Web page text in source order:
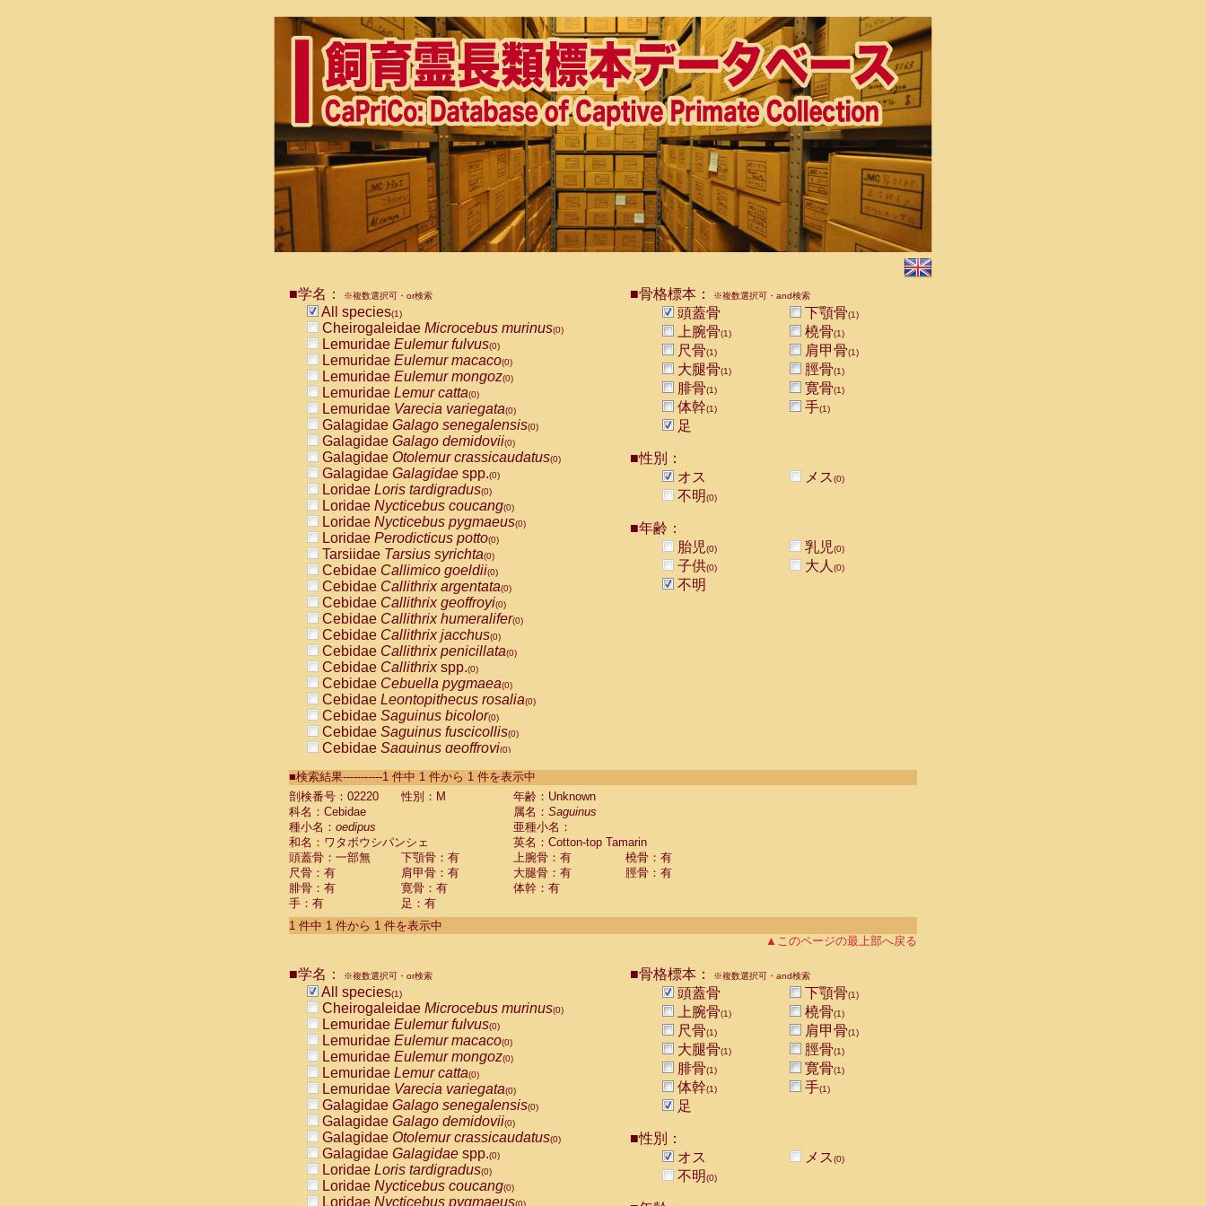
■学名： ※複数選択可・or検索
All species(1)
Cheirogaleidae Microcebus murinus(0)
Lemuridae Eulemur fulvus(0)
Lemuridae Eulemur macaco(0)
Lemuridae Eulemur mongoz(0)
Lemuridae Lemur catta(0)
Lemuridae Varecia variegata(0)
Galagidae Galago senegalensis(0)
Galagidae Galago demidovii(0)
Galagidae Otolemur crassicaudatus(0)
Galagidae Galagidae spp.(0)
Loridae Loris tardigradus(0)
Loridae Nycticebus coucang(0)
Loridae Nycticebus pygmaeus(0)
Loridae Perodicticus potto(0)
Tarsiidae Tarsius syrichta(0)
Cebidae Callimico goeldii(0)
Cebidae Callithrix argentata(0)
Cebidae Callithrix geoffroyi(0)
Cebidae Callithrix humeralifer(0)
Cebidae Callithrix jacchus(0)
Cebidae Callithrix penicillata(0)
Cebidae Callithrixspp.(0)
Cebidae Cebuella pygmaea(0)
Cebidae Leontopithecus rosalia(0)
Cebidae Saguinus bicolor(0)
Cebidae Saguinus fuscicollis(0)
Cebidae Saguinus geoffroyi(0)
CebidaeSaguinus labiatus(0)
Cebidae Saguinus leucopus (0)
Cebidae
Cebidae
CebidaeSaguinus nigricollis (0)
Cebidae Saguinus oedipus
Cebidae Saguinus weddelli
Cebidae Saguinusspp.
Cebidae Aotus trivirgatus
Cebidae Cebus albifrons
CebidaeCebus nigrivittatus
CebidaeCebus
CebidaeSaimiri boliviensis(0)
CebidaeSaimiri sciureus(0)
AtelidaeAlouatta caraya(0)
AtelidaeAlouatta fusca(0)
AtelidaeAlouatta seniculus
AtelidaeAlouattaspp.(0)
AtelidaeAteles belzebuth(0)
AtelidaeAteles geoffroyi(0)
AtelidaeAteles paniscus(0)
AtelidaeAtelesspp.(0)
Atelidae Lagothrix lagothricha
AtelidaeLagothrix lagothricha cana
PitheciidaeCacajao calvus rubicundus
■骨格標本： ※複数選択可・and検索
頭蓋骨 下顎骨(1)
上腕骨(1) 橈骨(1)
尺骨(1) 肩甲骨(1)
大腿骨(1) 脛骨(1)
腓骨(1) 寛骨(1)
体幹(1) 手(1)
足
■性別：
オス
メス(0)
不明(0)
■年齢：
胎児(0) 乳児(0)
子供(0) 大人 (0)
不明
■検索結果-----------1 件中 1 件から 1 件を表示中
剖検番号：02220
性別：M
年齢：Unknown
科名：Cebidae
属名： Saguinus
種小名： oedipus
亜種小名：
和名：ワタボウシパンシェ
英名：Cotton-top Tamarin
頭蓋骨：一部無
下顎骨：有 上腕骨：有
橈骨：有
尺骨：有
肩甲骨：有 大腿骨：有
脛骨：有
腓骨：有
寛骨：有
体幹：有
手：有
足：有
1 件中 1 件から 1 件を表示中
▲このページの最上部へ戻る
■学名： ※複数選択可・or検索
All species(1)
Cheirogaleidae Microcebus murinus(0)
Lemuridae Eulemur fulvus(0)
Lemuridae Eulemur macaco(0)
Lemuridae Eulemur mongoz(0)
Lemuridae Lemur catta(0)
Lemuridae Varecia variegata(0)
Galagidae Galago senegalensis(0)
Galagidae Galago demidovii(0)
Galagidae Otolemur crassicaudatus(0)
Galagidae Galagidae spp.(0)
Loridae Loris tardigradus(0)
Loridae Nycticebus coucang(0)
Loridae Nycticebus pygmaeus(0)
■骨格標本： ※複数選択可・and検索
頭蓋骨 下顎骨(1)
上腕骨(1) 橈骨(1)
尺骨(1) 肩甲骨(1)
大腿骨(1) 脛骨(1)
腓骨(1) 寛骨(1)
体幹(1) 手(1)
足
■性別：
オス
メス(0)
不明(0)